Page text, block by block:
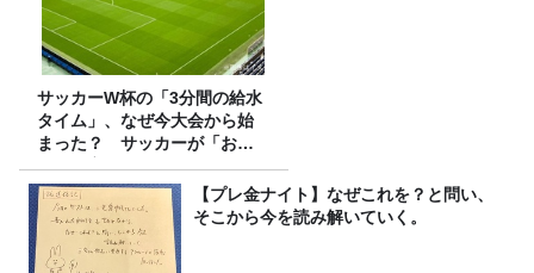
サッカーW杯の「3分間の給水
タイム」、なぜ今大会から始
まった？ サッカーが「お
金」に変わる仕組み
【プレ金ナイト】なぜこれを？と問い、
そこから今を読み解いていく。